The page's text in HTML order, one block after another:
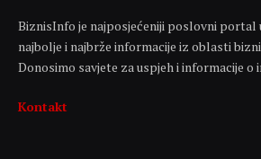
BiznisInfo je najposjećeniji poslovni portal
najbolje i najbrže informacije iz oblasti
Donosimo savjete za uspjeh i informacije o
Kontakt